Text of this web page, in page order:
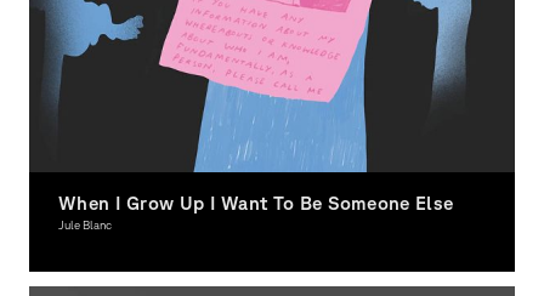
When I Grow Up I Want To Be Someone Else
Jule Blanc